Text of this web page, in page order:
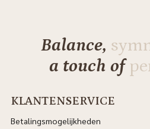
Balance,
a touch of
KLANTENSERVICE
Betalingsmogelijkheden